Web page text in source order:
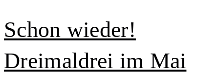
DreimalDrei
Juni
Schon wieder!
Dreimaldrei im Mai